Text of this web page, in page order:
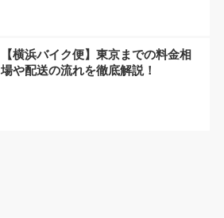
【横浜バイク便】東京までの料金相
場や配送の流れを徹底解説！